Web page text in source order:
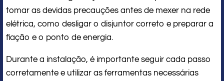
tomar as devidas precauções antes de mexer na rede
elétrica, como desligar o disjuntor correto e preparar a
fiação e o ponto de energia.
Durante a instalação, é importante seguir cada passo
corretamente e utilizar as ferramentas necessárias